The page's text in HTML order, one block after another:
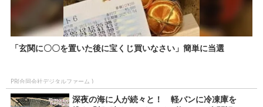
「玄関に〇〇を置いた後に宝くじ買いなさい」簡単に当選
PR(合同会社デジタルファーム )
深夜の海に人が続々と！ 軽バンに冷凍庫を